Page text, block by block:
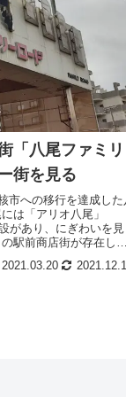
「八尾ファミリ
街を見る
市への移行を達成した
は「アリオ八尾」
があり、にぎわいを見
駅前商店街が存在し
2021.03.20